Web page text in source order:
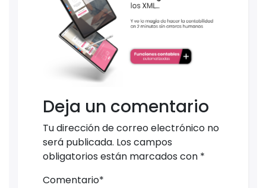
Deja un comentario
Tu dirección de correo electrónico no
será publicada. Los campos
obligatorios están marcados con *
Comentario*